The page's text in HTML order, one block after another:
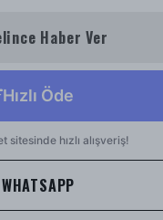
Haber Ver
WHATSAPP